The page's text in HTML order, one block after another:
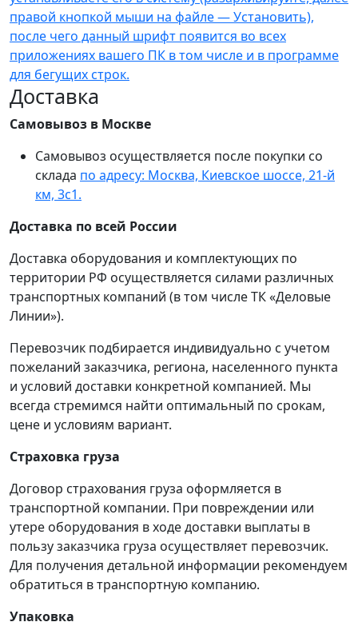
правой кнопкой мыши на файле — Установить),
после чего данный шрифт появится во всех
приложениях вашего ПК в том числе и в программе
для бегущих строк.
Доставка
Самовывоз в Москве
Самовывоз осуществляется после покупки со
склада по адресу: Москва, Киевское шоссе, 21-й
км, 3с1.
Доставка по всей России
Доставка оборудования и комплектующих по
территории РФ осуществляется силами различных
транспортных компаний (в том числе ТК «Деловые
Линии»).
Перевозчик подбирается индивидуально с учетом
пожеланий заказчика, региона, населенного пункта
и условий доставки конкретной компанией. Мы
всегда стремимся найти оптимальный по срокам,
цене и условиям вариант.
Страховка груза
Договор страхования груза оформляется в
транспортной компании. При повреждении или
утере оборудования в ходе доставки выплаты в
пользу заказчика груза осуществляет перевозчик.
Для получения детальной информации рекомендуем
обратиться в транспортную компанию.
Упаковка